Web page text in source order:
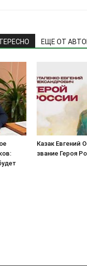
ЕЩЕ ОТ
Казак Евгений
звание Героя